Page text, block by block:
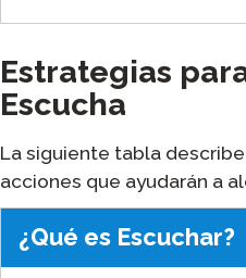
Estrategias
Escucha
La siguiente tabla
acciones que ayudarán a
¿Qué es Escuchar?